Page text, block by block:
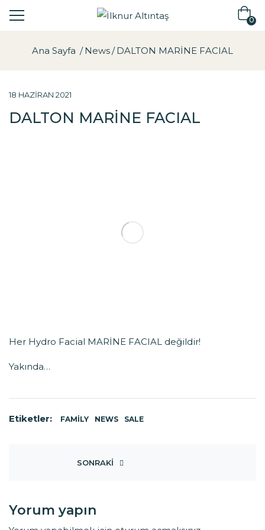
0
Ana Sayfa News DALTON MARİNE FACIAL
18 HAZIRAN 2021
DALTON MARİNE FACIAL
Her Hydro Facial MARİNE FACIAL değildir!
Yakında…
Etiketler: FAMILY NEWS SALE
SONRAKI
Yorum yapın